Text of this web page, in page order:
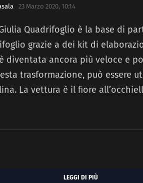
23 Marzo 2020, 10:14
Quadrifoglio è la base di
grazie a dei kit di
diventata ancora più veloce e
trasformazione, può essere
La vettura è il fiore
LEGGI DI PIÙ